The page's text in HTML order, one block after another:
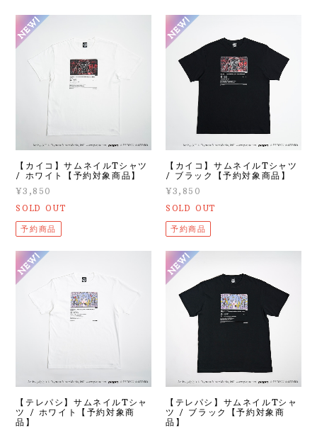
【カイコ】サムネイルTシャツ
/ ホワイト【予約対象商品】
¥3,850
SOLD OUT
予約商品
【カイコ】サムネイルTシャツ
/ ブラック【予約対象商品】
¥3,850
SOLD OUT
予約商品
【テレパシ】サムネイルTシャ
ツ / ホワイト【予約対象商
品】
【テレパシ】サムネイルTシャ
ツ / ブラック【予約対象商
品】